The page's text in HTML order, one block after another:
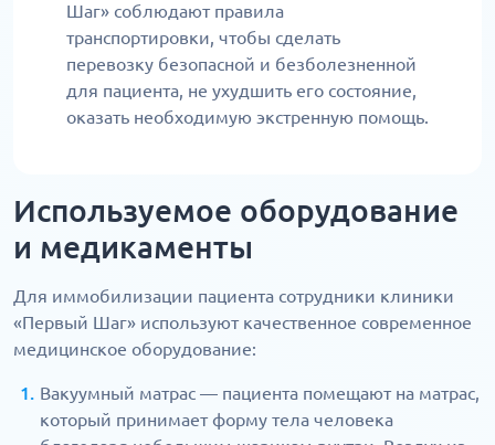
Шаг» соблюдают правила
транспортировки, чтобы сделать
перевозку безопасной и безболезненной
для пациента, не ухудшить его состояние,
оказать необходимую экстренную помощь.
Используемое оборудование
и медикаменты
Для иммобилизации пациента сотрудники клиники
«Первый Шаг» используют качественное современное
медицинское оборудование:
Вакуумный матрас — пациента помещают на матрас,
который принимает форму тела человека